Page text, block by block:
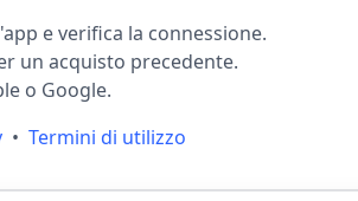
e verifica la connessione.
un acquisto precedente.
o Google.
• Termini di utilizzo